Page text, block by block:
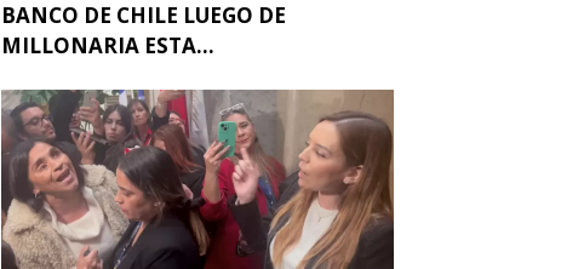
BANCO DE CHILE LUEGO DE
MILLONARIA ESTA...